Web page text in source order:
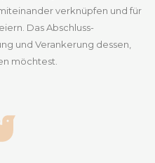
verknüpfen und für
Das Abschluss-
und Verankerung dessen,
möchtest.